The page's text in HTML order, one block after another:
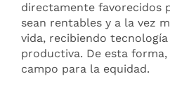
directamente favorecidos
sean rentables y a la vez
vida, recibiendo
productiva. De esta
campo para la equidad.